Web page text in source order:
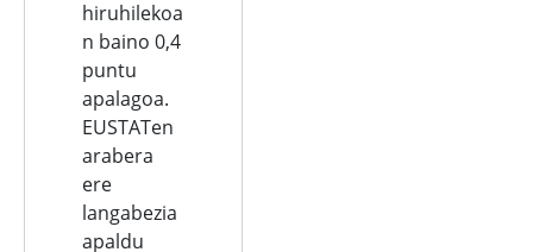
hiruhilekoa
n baino 0,4
puntu
apalagoa.
EUSTATen
arabera
ere
langabezia
apaldu